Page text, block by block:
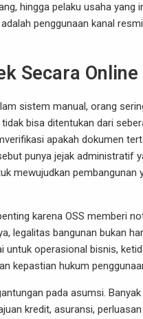
hingga pelaku usaha yang
penggunaan kanal resmi
Secara Online
sistem manual, orang
bisa ditentukan dari
apakah dokumen
punya jejak administratif
mewujudkan pembangunan
karena OSS memberi
legalitas bangunan bukan
untuk operasional bisnis,
kepastian hukum
pada asumsi.
kredit, asuransi,